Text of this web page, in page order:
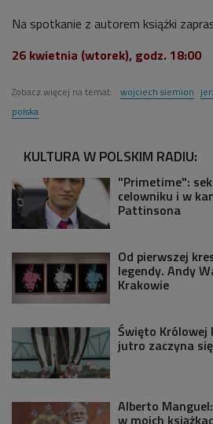
Na spotkanie z autorem książki
26 kwietnia (wtorek), godz. 18:00
Zobacz więcej na temat: wojciech siemion
polska
KULTURA W POLSKIM RADIU:
"Primetime":
celowniku i w
Pattinsona
Od pierwszej
legendy. Andy
Krakowie
Święto Królowej
jutro zaczyna
Alberto
w moich